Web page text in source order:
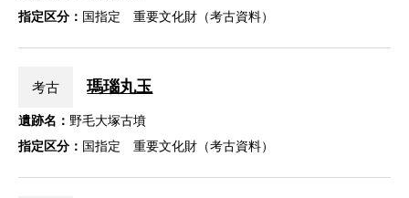
指定区分： 国指定 重要文化財（考古資料）
考古 瑪瑙丸玉
遺跡名： 野毛大塚古墳
指定区分： 国指定 重要文化財（考古資料）